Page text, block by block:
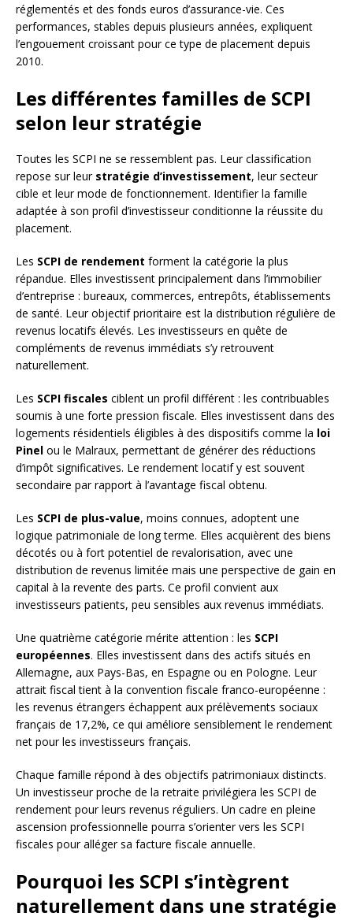
réglementés et des fonds euros d’assurance-vie. Ces
performances, stables depuis plusieurs années, expliquent
l’engouement croissant pour ce type de placement depuis
2010.
Les différentes familles de SCPI
selon leur stratégie
Toutes les SCPI ne se ressemblent pas. Leur classification
repose sur leur stratégie d’investissement, leur secteur
cible et leur mode de fonctionnement. Identifier la famille
adaptée à son profil d’investisseur conditionne la réussite du
placement.
Les SCPI de rendement forment la catégorie la plus
répandue. Elles investissent principalement dans l’immobilier
d’entreprise : bureaux, commerces, entrepôts, établissements
de santé. Leur objectif prioritaire est la distribution régulière de
revenus locatifs élevés. Les investisseurs en quête de
compléments de revenus immédiats s’y retrouvent
naturellement.
Les SCPI fiscales ciblent un profil différent : les contribuables
soumis à une forte pression fiscale. Elles investissent dans des
logements résidentiels éligibles à des dispositifs comme la loi
Pinel ou le Malraux, permettant de générer des réductions
d’impôt significatives. Le rendement locatif y est souvent
secondaire par rapport à l’avantage fiscal obtenu.
Les SCPI de plus-value, moins connues, adoptent une
logique patrimoniale de long terme. Elles acquièrent des biens
décotés ou à fort potentiel de revalorisation, avec une
distribution de revenus limitée mais une perspective de gain en
capital à la revente des parts. Ce profil convient aux
investisseurs patients, peu sensibles aux revenus immédiats.
Une quatrième catégorie mérite attention : les SCPI
européennes. Elles investissent dans des actifs situés en
Allemagne, aux Pays-Bas, en Espagne ou en Pologne. Leur
attrait fiscal tient à la convention fiscale franco-européenne :
les revenus étrangers échappent aux prélèvements sociaux
français de 17,2%, ce qui améliore sensiblement le rendement
net pour les investisseurs français.
Chaque famille répond à des objectifs patrimoniaux distincts.
Un investisseur proche de la retraite privilégiera les SCPI de
rendement pour leurs revenus réguliers. Un cadre en pleine
ascension professionnelle pourra s’orienter vers les SCPI
fiscales pour alléger sa facture fiscale annuelle.
Pourquoi les SCPI s’intègrent
naturellement dans une stratégie